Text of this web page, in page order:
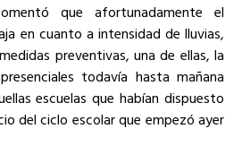
que afortunadamente el
en cuanto a intensidad de lluvias,
preventivas, una de ellas, la
todavía hasta mañana
escuelas que habían dispuesto
del ciclo escolar que empezó ayer